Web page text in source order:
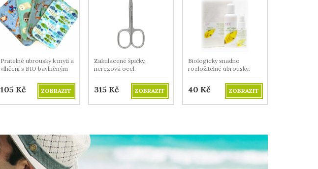
Pratelné ubrousky k mytí a
vlhčení s BIO bavlněným
105 Kč ZOBRAZIT
Zakulacené špičky,
nerezová ocel.
315 Kč ZOBRAZIT
Biologicky snadno
rozložitelné ubrousky.
40 Kč ZOBRAZIT